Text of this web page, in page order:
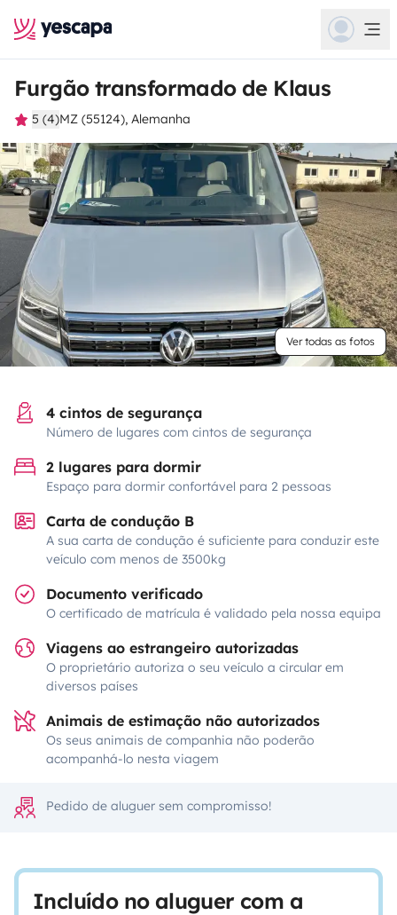
Furgão transformado de Klaus
5 (4)MZ (55124), Alemanha
Ver todas as fotos
4 cintos de segurança
Número de lugares com cintos de segurança
2 lugares para dormir
Espaço para dormir confortável para 2 pessoas
Carta de condução B
A sua carta de condução é suficiente para conduzir este
veículo com menos de 3500kg
Documento verificado
O certificado de matrícula é validado pela nossa equipa
Viagens ao estrangeiro autorizadas
O proprietário autoriza o seu veículo a circular em
diversos países
Animais de estimação não autorizados
Os seus animais de companhia não poderão
acompanhá-lo nesta viagem
Pedido de aluguer sem compromisso!
Incluído no aluguer com a